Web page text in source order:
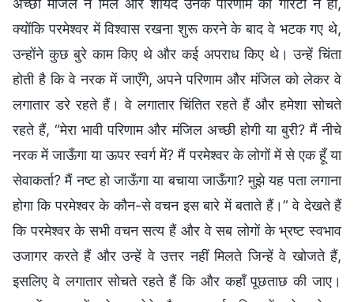
अच्छी मंजिल न मिले और शायद उनके परिणाम की गारंटी न हो,
क्योंकि परमेश्वर में विश्वास रखना शुरू करने के बाद वे भटक गए थे,
उन्होंने कुछ बुरे काम किए थे और कई अपराध किए थे। उन्हें चिंता
होती है कि वे नरक में जाएँगे, अपने परिणाम और मंजिल को लेकर वे
लगातार डरे रहते हैं। वे लगातार चिंतित रहते हैं और हमेशा सोचते
रहते हैं, “मेरा भावी परिणाम और मंजिल अच्छी होगी या बुरी? मैं नीचे
नरक में जाऊँगा या ऊपर स्वर्ग में? मैं परमेश्वर के लोगों में से एक हूँ या
सेवाकर्ता? मैं नष्ट हो जाऊँगा या बचाया जाऊँगा? मुझे यह पता लगाना
होगा कि परमेश्वर के कौन-से वचन इस बारे में बताते हैं।” वे देखते हैं
कि परमेश्वर के सभी वचन सत्य हैं और वे सब लोगों के भ्रष्ट स्वभाव
उजागर करते हैं और उन्हें वे उत्तर नहीं मिलते जिन्हें वे खोजते हैं,
इसलिए वे लगातार सोचते रहते हैं कि और कहाँ पूछताछ की जाए।